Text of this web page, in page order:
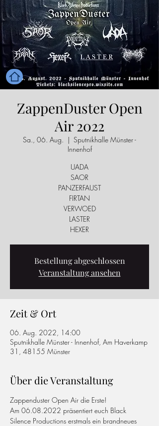
ZappenDuster Open
Air 2022
Sa., 06. Aug.
  |
Sputnikhalle Münster -
Innenhof
UADA
SAOR
PANZERFAUST
FIRTAN
VERWOED
LASTER
HEXER
Bestellung abgeschlossen
Veranstaltung ansehen
Zeit & Ort
06. Aug. 2022, 14:00
Sputnikhalle Münster - Innenhof, Am Haverkamp
31, 48155 Münster
Über die Veranstaltung
Zappenduster Open Air die Erste!
Am 06.08.2022 präsentiert euch Black
Silence Productions erstmals ein brandneues